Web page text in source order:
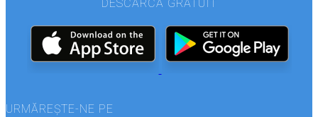
DESCARCĂ GRATUIT
URMĂREȘTE-NE PE